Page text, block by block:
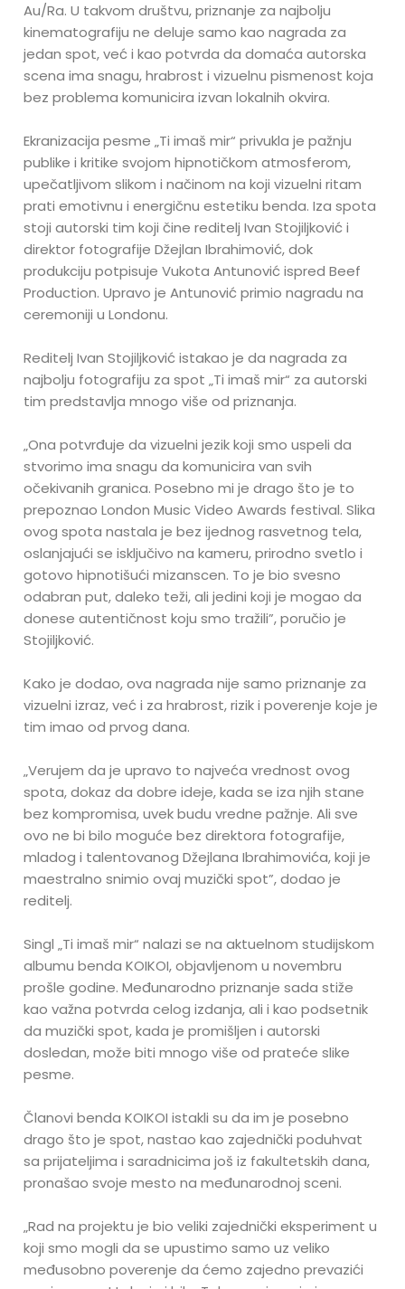
Au/Ra. U takvom društvu, priznanje za najbolju
kinematografiju ne deluje samo kao nagrada za
jedan spot, već i kao potvrda da domaća autorska
scena ima snagu, hrabrost i vizuelnu pismenost koja
bez problema komunicira izvan lokalnih okvira.
Ekranizacija pesme „Ti imaš mir“ privukla je pažnju
publike i kritike svojom hipnotičkom atmosferom,
upečatljivom slikom i načinom na koji vizuelni ritam
prati emotivnu i energičnu estetiku benda. Iza spota
stoji autorski tim koji čine reditelj Ivan Stojiljković i
direktor fotografije Džejlan Ibrahimović, dok
produkciju potpisuje Vukota Antunović ispred Beef
Production. Upravo je Antunović primio nagradu na
ceremoniji u Londonu.
Reditelj Ivan Stojiljković istakao je da nagrada za
najbolju fotografiju za spot „Ti imaš mir“ za autorski
tim predstavlja mnogo više od priznanja.
„Ona potvrđuje da vizuelni jezik koji smo uspeli da
stvorimo ima snagu da komunicira van svih
očekivanih granica. Posebno mi je drago što je to
prepoznao London Music Video Awards festival. Slika
ovog spota nastala je bez ijednog rasvetnog tela,
oslanjajući se isključivo na kameru, prirodno svetlo i
gotovo hipnotišući mizanscen. To je bio svesno
odabran put, daleko teži, ali jedini koji je mogao da
donese autentičnost koju smo tražili”, poručio je
Stojiljković.
Kako je dodao, ova nagrada nije samo priznanje za
vizuelni izraz, već i za hrabrost, rizik i poverenje koje je
tim imao od prvog dana.
„Verujem da je upravo to najveća vrednost ovog
spota, dokaz da dobre ideje, kada se iza njih stane
bez kompromisa, uvek budu vredne pažnje. Ali sve
ovo ne bi bilo moguće bez direktora fotografije,
mladog i talentovanog Džejlana Ibrahimovića, koji je
maestralno snimio ovaj muzički spot”, dodao je
reditelj.
Singl „Ti imaš mir“ nalazi se na aktuelnom studijskom
albumu benda KOIKOI, objavljenom u novembru
prošle godine. Međunarodno priznanje sada stiže
kao važna potvrda celog izdanja, ali i kao podsetnik
da muzički spot, kada je promišljen i autorski
dosledan, može biti mnogo više od prateće slike
pesme.
Članovi benda KOIKOI istakli su da im je posebno
drago što je spot, nastao kao zajednički poduhvat
sa prijateljima i saradnicima još iz fakultetskih dana,
pronašao svoje mesto na međunarodnoj sceni.
„Rad na projektu je bio veliki zajednički eksperiment u
koji smo mogli da se upustimo samo uz veliko
međusobno poverenje da ćemo zajedno prevazići